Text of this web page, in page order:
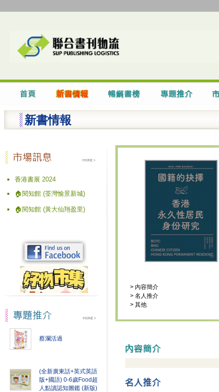
新書情報
香港書展 2024
🏠閱知館 (荃灣愉景新城)
🏠閱知館 (黃大仙翔盈里)
蔡瀾活過
(全新廣東話+英式英語
版+國語) 0-6歲Food超
人點讀認知圖鑑 (新版)
> 內容簡介
> 名人推介
> 其他